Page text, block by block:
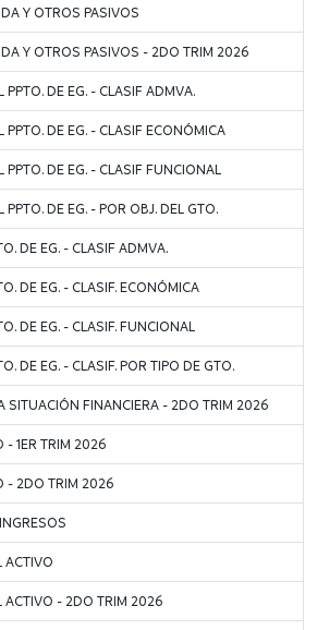
Y OTROS PASIVOS
Y OTROS PASIVOS - 2DO TRIM 2026
PPTO. DE EG. - CLASIF ADMVA.
PPTO. DE EG. - CLASIF ECONÓMICA
PPTO. DE EG. - CLASIF FUNCIONAL
PPTO. DE EG. - POR OBJ. DEL GTO.
DE EG. - CLASIF ADMVA.
DE EG. - CLASIF. ECONÓMICA
DE EG. - CLASIF. FUNCIONAL
DE EG. - CLASIF. POR TIPO DE GTO.
SITUACIÓN FINANCIERA - 2DO TRIM 2026
- 1ER TRIM 2026
- 2DO TRIM 2026
ACTIVO
ACTIVO - 2DO TRIM 2026